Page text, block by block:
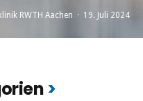
RWTH Aachen 19. Juli 2024